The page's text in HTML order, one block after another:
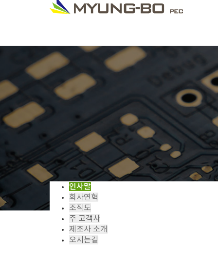
인사말
회사연혁
조직도
주 고객사
제조사 소개
오시는길